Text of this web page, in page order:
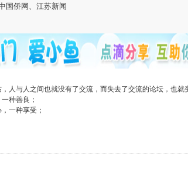
国侨网、江苏新闻
人与人之间也就没有了交流，而失去了交流的论坛，也就
种善良；
一种享受；